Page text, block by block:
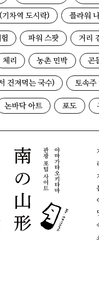
기차역 도시락) 플라워
파워 스팟 거리
체리 농촌 민박 곤
건져먹는 국수) 토속주
논바닥 아트 포도